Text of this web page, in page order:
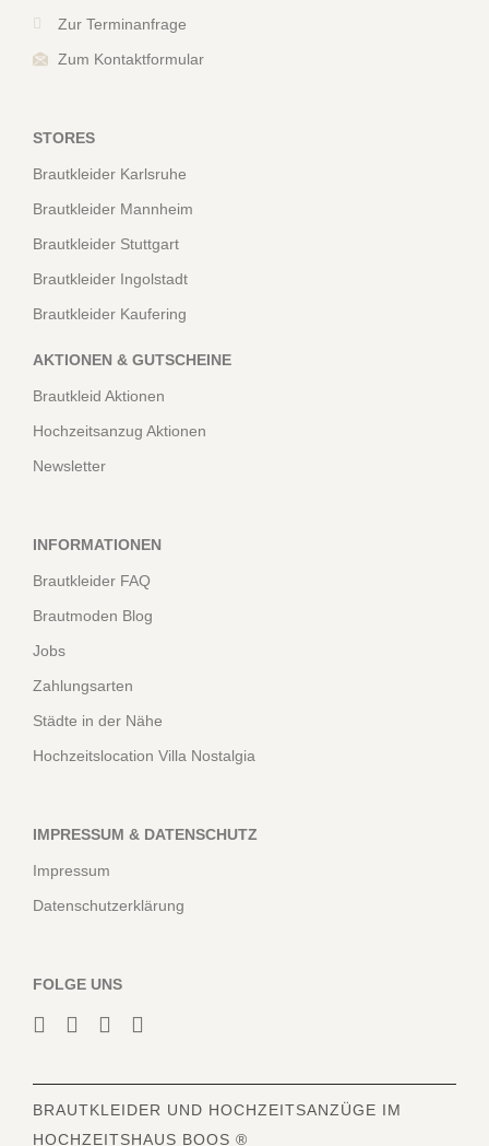
Zur Terminanfrage
Zum Kontaktformular
STORES
Brautkleider Karlsruhe
Brautkleider Mannheim
Brautkleider Stuttgart
Brautkleider Ingolstadt
Brautkleider Kaufering
AKTIONEN & GUTSCHEINE
Brautkleid Aktionen
Hochzeitsanzug Aktionen
Newsletter
INFORMATIONEN
Brautkleider FAQ
Brautmoden Blog
Jobs
Zahlungsarten
Städte in der Nähe
Hochzeitslocation Villa Nostalgia
IMPRESSUM & DATENSCHUTZ
Impressum
Datenschutzerklärung
FOLGE UNS
BRAUTKLEIDER UND HOCHZEITSANZÜGE IM
HOCHZEITSHAUS BOOS ®